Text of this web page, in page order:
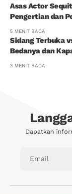
Asas Actor
Pengertian dan
5 MENIT BACA
Sidang Terbuka
Bedanya dan
3 MENIT BACA
Dapatkan